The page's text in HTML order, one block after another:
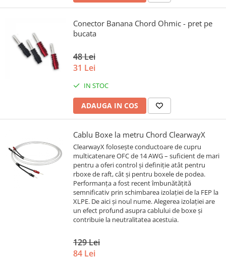
Conector Banana Chord Ohmic - pret pe
bucata
48 Lei
31 Lei
IN STOC
ADAUGA IN COS
Cablu Boxe la metru Chord ClearwayX
ClearwayX folosește conductoare de cupru
multicatenare OFC de 14 AWG – suficient de mari
pentru a oferi control și definiție atât pentru
rboxe de raft, cât și pentru boxele de podea.
Performanța a fost recent îmbunătățită
semnificativ prin schimbarea izolației de la FEP la
XLPE. De aici și noul nume. Alegerea izolației are
un efect profund asupra cablului de boxe și
contribuie la neutralitatea acestuia.
129 Lei
84 Lei